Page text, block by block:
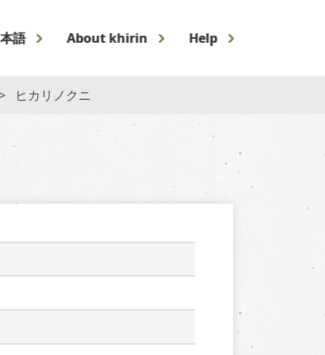
語 About khirin Help
ヒカリノクニ